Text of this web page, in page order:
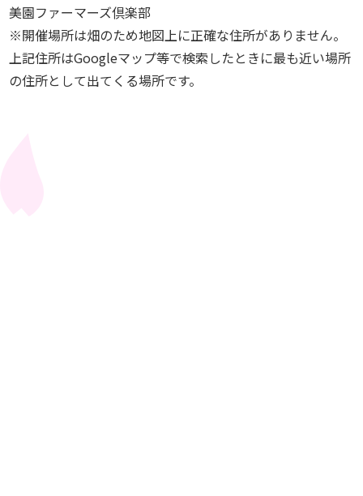
美園ファーマーズ倶楽部
※開催場所は畑のため地図上に正確な住所がありません。
上記住所はGoogleマップ等で検索したときに最も近い場所
の住所として出てくる場所です。